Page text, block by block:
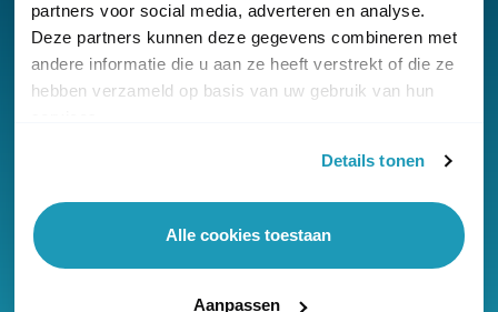
partners voor social media, adverteren en analyse.
Deze partners kunnen deze gegevens combineren met
andere informatie die u aan ze heeft verstrekt of die ze
hebben verzameld op basis van uw gebruik van hun
Details tonen
Alle cookies toestaan
Aanpassen
Algemene voorwaarden
Klantenservice